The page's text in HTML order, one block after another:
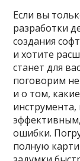
Если вы
разработки
создания
и хотите
станет для
поговорим не
и о том,
ошибки.
полную